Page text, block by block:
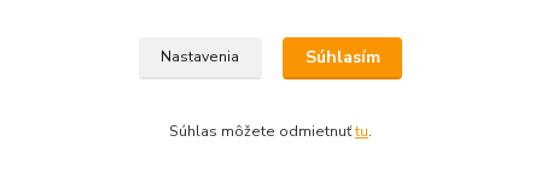
imperialshop.sk
Nastavenia Súhlasím
Súhlas môžete odmietnuťtu.